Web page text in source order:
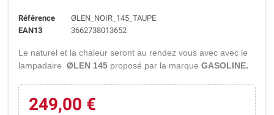
Référence
ØLEN_NOIR_145_TAUPE
EAN13
3662738013652
Le naturel et la chaleur seront au rendez vous avec avec le
lampadaire ØLEN 145 proposé par la marque GASOLINE.
249,00 €